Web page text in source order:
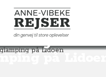
Anne-Vibeke Rejser
din genvej til store oplevelsergourmet-
på Lidoen
Italien Lidoen og Venedig Italiensk gourmet glamping på Lidoen